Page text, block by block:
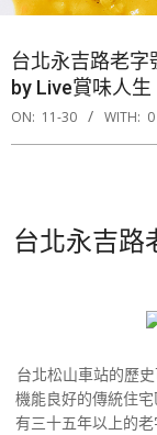
台北永吉路老
by Live賞味人生
ON: 11-30 WITH:
台北永吉路
台北松山車站的歷
機能良好的傳統住
有三十五年以上的